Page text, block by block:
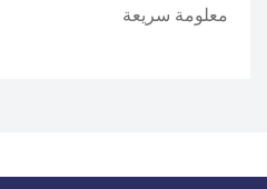
معلومة سريعة